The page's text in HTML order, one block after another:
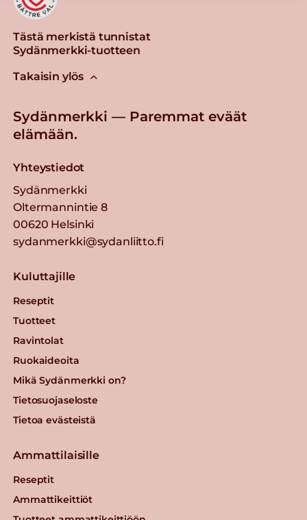
Tästä merkistä tunnistat
Sydänmerkki-tuotteen
Takaisin ylös
Sydänmerkki — Paremmat eväät
elämään.
Yhteystiedot
Sydänmerkki
Oltermannintie 8
00620 Helsinki
sydanmerkki@sydanliitto.fi
Kuluttajille
Reseptit
Tuotteet
Ravintolat
Ruokaideoita
Mikä Sydänmerkki on?
Tietosuojaseloste
Tietoa evästeistä
Ammattilaisille
Reseptit
Ammattikeittiöt